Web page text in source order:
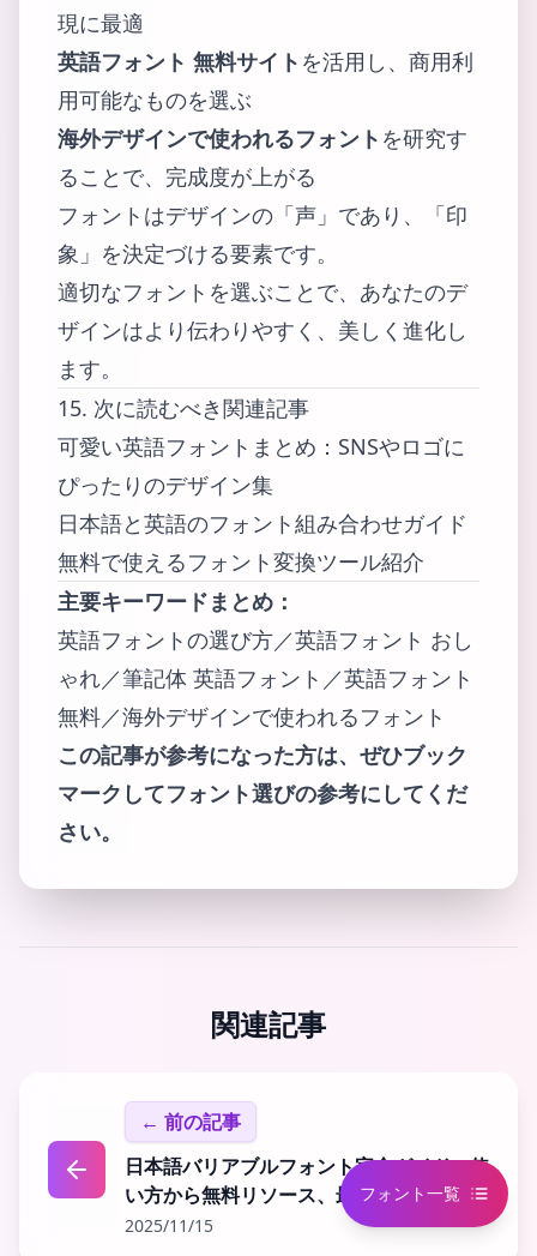
現に最適
英語フォント 無料サイト を活用し、商用利
用可能なものを選ぶ
海外デザインで使われるフォント を研究す
ることで、完成度が上がる
フォントはデザインの「声」であり、「印
象」を決定づける要素です。
適切なフォントを選ぶことで、あなたのデ
ザインはより伝わりやすく、美しく進化し
ます。
15. 次に読むべき関連記事
可愛い英語フォントまとめ：SNSやロゴに
ぴったりのデザイン集
日本語と英語のフォント組み合わせガイド
無料で使えるフォント変換ツール紹介
主要キーワードまとめ：
英語フォントの選び方／英語フォント おし
ゃれ／筆記体 英語フォント／英語フォント
無料／海外デザインで使われるフォント
この記事が参考になった方は、ぜひブック
マークしてフォント選びの参考にしてくだ
さい。
関連記事
← 前の記事
日本語バリアブルフォント完全ガイド：使
い方から無料リソース、最適化ツールまで
2025/11/15
フォント一覧